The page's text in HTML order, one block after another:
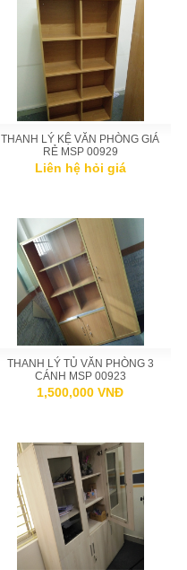
THANH LÝ KỆ VĂN PHÒNG GIÁ
RẺ MSP 00929
Liên hệ hỏi giá
THANH LÝ TỦ VĂN PHÒNG 3
CÁNH MSP 00923
1,500,000 VNĐ